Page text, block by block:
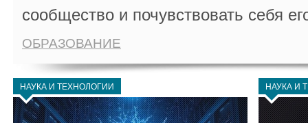
сообщество и почувствовать себя
ОБРАЗОВАНИЕ
НАУКА И ТЕХНОЛОГИИ НАУКА И